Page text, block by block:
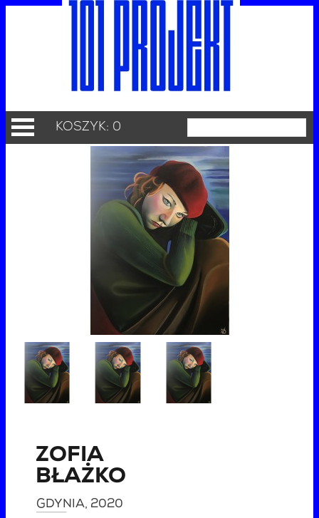
KOSZYK: 0
ZOFIA
BŁAŻKO
GDYNIA, 2020